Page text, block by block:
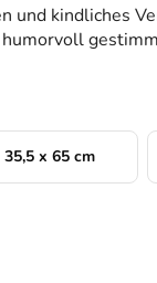
und kindliches
35,5 x 65 cm